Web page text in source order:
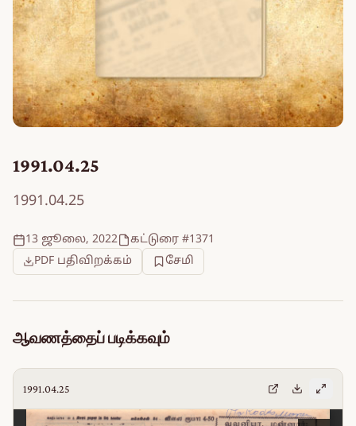
1991.04.25
1991.04.25
13 ஜூலை, 2022
கட்டுரை #1371
PDF பதிவிறக்கம்
சேமி
ஆவணத்தைப் படிக்கவும்
1991.04.25